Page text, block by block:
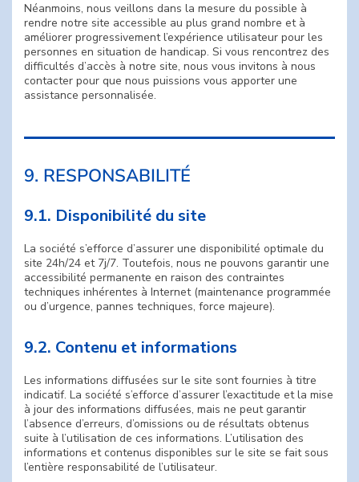
Néanmoins, nous veillons dans la mesure du possible à
rendre notre site accessible au plus grand nombre et à
améliorer progressivement l’expérience utilisateur pour les
personnes en situation de handicap. Si vous rencontrez des
difficultés d’accès à notre site, nous vous invitons à nous
contacter pour que nous puissions vous apporter une
assistance personnalisée.
9. RESPONSABILITÉ
9.1. Disponibilité du site
La société s’efforce d’assurer une disponibilité optimale du
site 24h/24 et 7j/7. Toutefois, nous ne pouvons garantir une
accessibilité permanente en raison des contraintes
techniques inhérentes à Internet (maintenance programmée
ou d’urgence, pannes techniques, force majeure).
9.2. Contenu et informations
Les informations diffusées sur le site sont fournies à titre
indicatif. La société s’efforce d’assurer l’exactitude et la mise
à jour des informations diffusées, mais ne peut garantir
l’absence d’erreurs, d’omissions ou de résultats obtenus
suite à l’utilisation de ces informations. L’utilisation des
informations et contenus disponibles sur le site se fait sous
l’entière responsabilité de l’utilisateur.